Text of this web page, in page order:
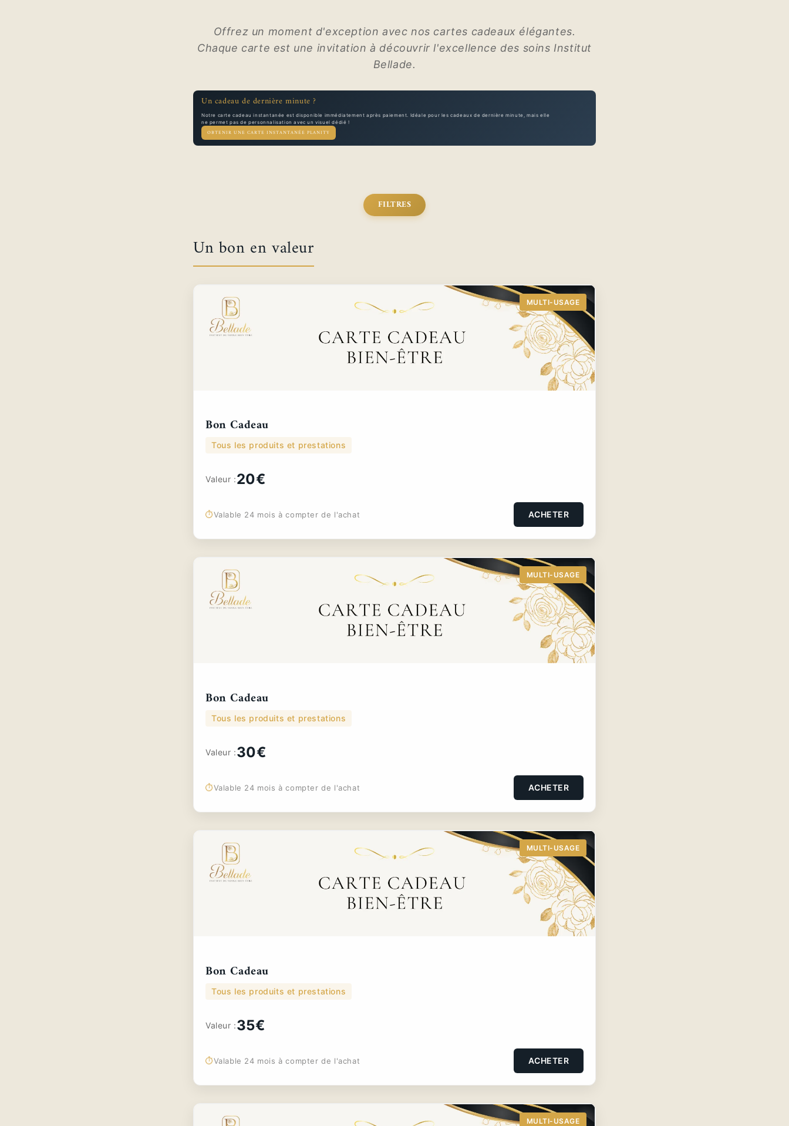
Offrez un moment d'exception avec nos cartes cadeaux élégantes.
Chaque carte est une invitation à découvrir l'excellence des soins Institut
Bellade.
Un cadeau de dernière minute ?
Notre carte cadeau instantanée est disponible immédiatement après paiement. Idéale pour les cadeaux de dernière minute, mais elle
ne permet pas de personnalisation avec un visuel dédié !
OBTENIR UNE CARTE INSTANTANÉE PLANITY
FILTRES
Un bon en valeur
MULTI-USAGE
Bon Cadeau
Tous les produits et prestations
Valeur :20€
⏱️Valable 24 mois à compter de l'achat ACHETER
MULTI-USAGE
Bon Cadeau
Tous les produits et prestations
Valeur :30€
⏱️Valable 24 mois à compter de l'achat ACHETER
MULTI-USAGE
Bon Cadeau
Tous les produits et prestations
Valeur :35€
⏱️Valable 24 mois à compter de l'achat ACHETER
MULTI-USAGE